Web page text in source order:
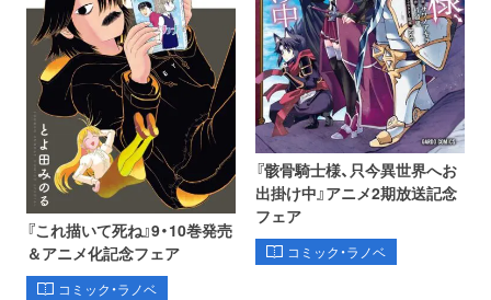
『これ描いて死ね』9・10巻発売
＆アニメ化記念フェア
コミック・ラノベ
『骸骨騎士様、只今異世界へお
出掛け中』アニメ2期放送記念
フェア
コミック・ラノベ